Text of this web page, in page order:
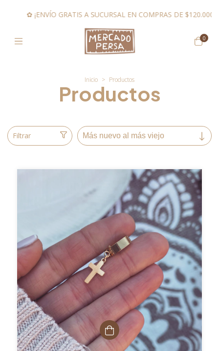
GRATIS A SUCURSAL EN COMPRAS DE $120.000 O MÁS! ⋆˙⟡
0
Inicio > Productos
Productos
Filtrar